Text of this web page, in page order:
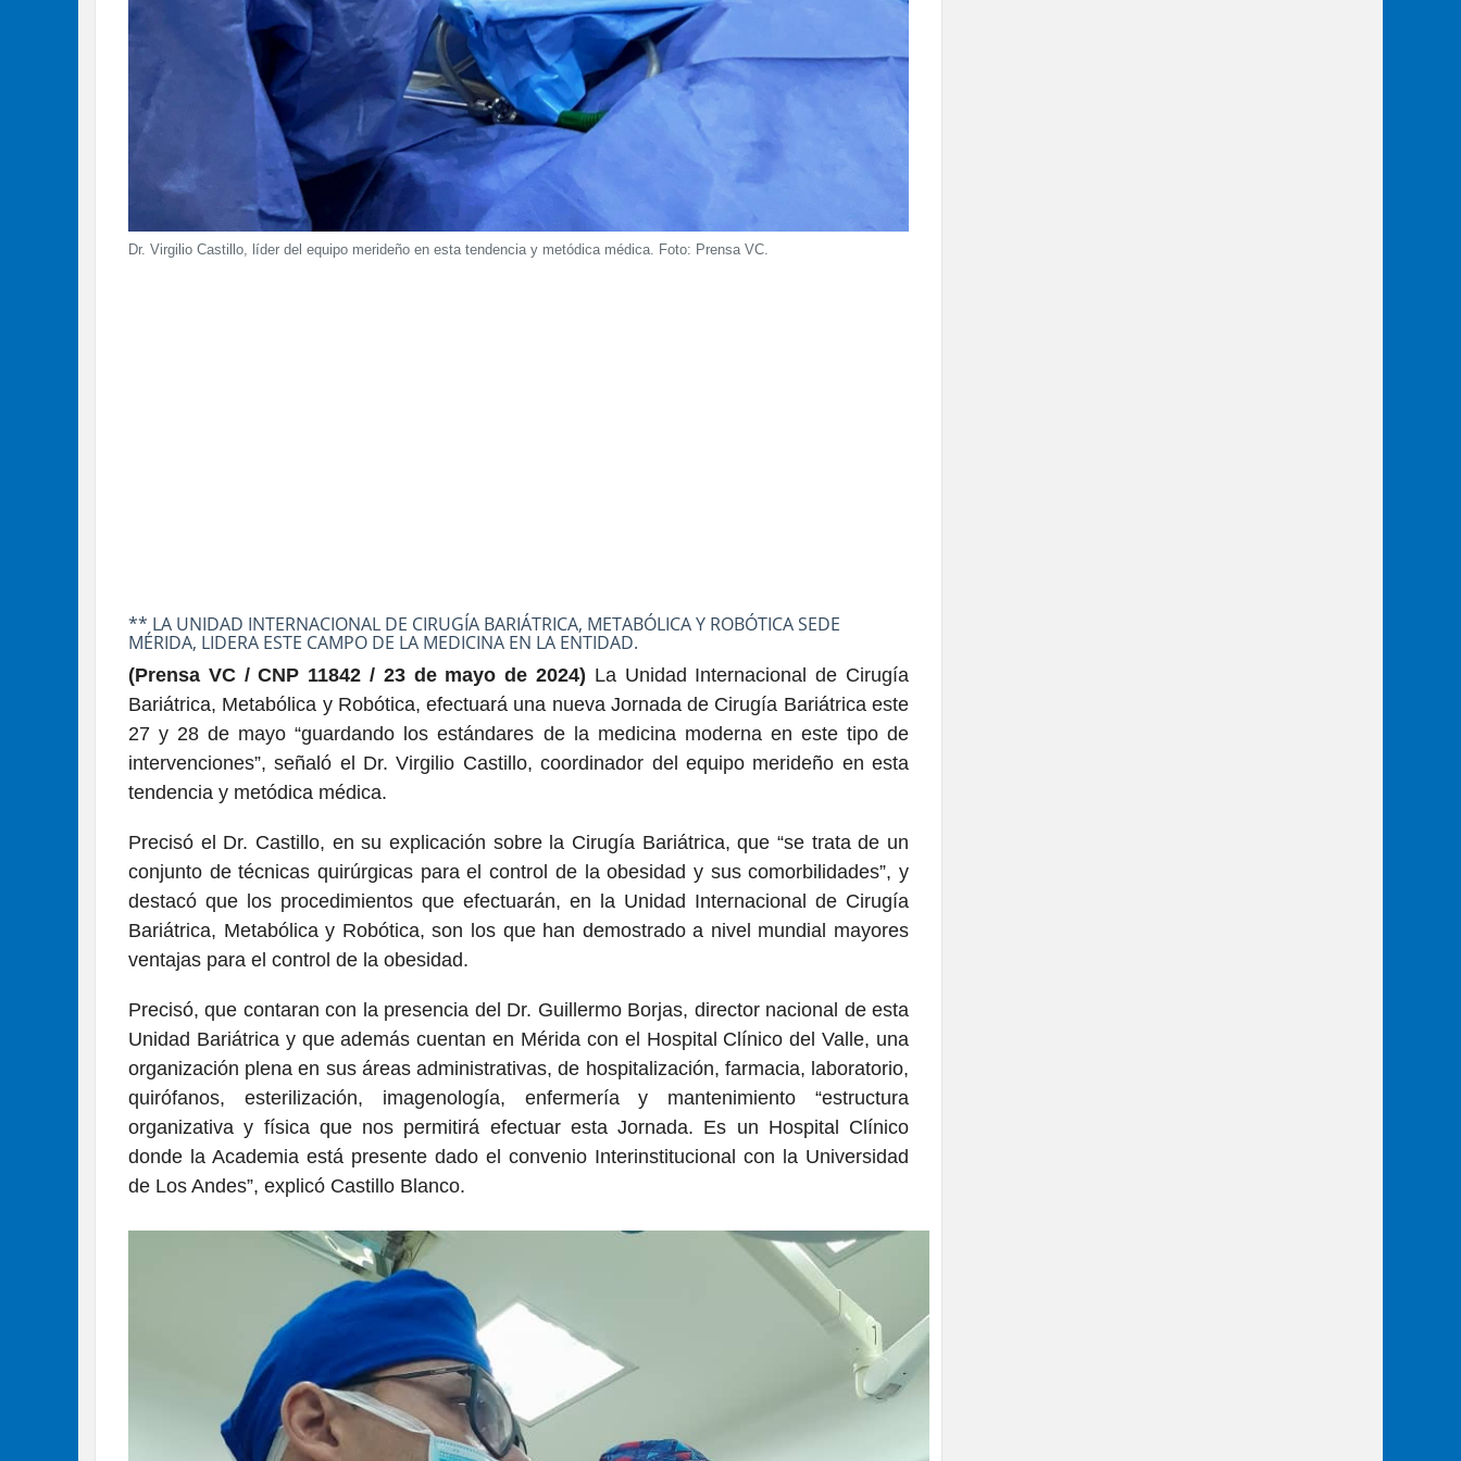
Dr. Virgilio Castillo, líder del equipo merideño en esta tendencia y metódica médica. Foto: Prensa VC.
** LA UNIDAD INTERNACIONAL DE CIRUGÍA BARIÁTRICA, METABÓLICA Y ROBÓTICA SEDE
MÉRIDA, LIDERA ESTE CAMPO DE LA MEDICINA EN LA ENTIDAD.
(Prensa VC / CNP 11842 / 23 de mayo de 2024) La Unidad Internacional de Cirugía
Bariátrica, Metabólica y Robótica, efectuará una nueva Jornada de Cirugía Bariátrica este
27 y 28 de mayo “guardando los estándares de la medicina moderna en este tipo de
intervenciones”, señaló el Dr. Virgilio Castillo, coordinador del equipo merideño en esta
tendencia y metódica médica.
Precisó el Dr. Castillo, en su explicación sobre la Cirugía Bariátrica, que “se trata de un
conjunto de técnicas quirúrgicas para el control de la obesidad y sus comorbilidades”, y
destacó que los procedimientos que efectuarán, en la Unidad Internacional de Cirugía
Bariátrica, Metabólica y Robótica, son los que han demostrado a nivel mundial mayores
ventajas para el control de la obesidad.
Precisó, que contaran con la presencia del Dr. Guillermo Borjas, director nacional de esta
Unidad Bariátrica y que además cuentan en Mérida con el Hospital Clínico del Valle, una
organización plena en sus áreas administrativas, de hospitalización, farmacia, laboratorio,
quirófanos, esterilización, imagenología, enfermería y mantenimiento “estructura
organizativa y física que nos permitirá efectuar esta Jornada. Es un Hospital Clínico
donde la Academia está presente dado el convenio Interinstitucional con la Universidad
de Los Andes”, explicó Castillo Blanco.